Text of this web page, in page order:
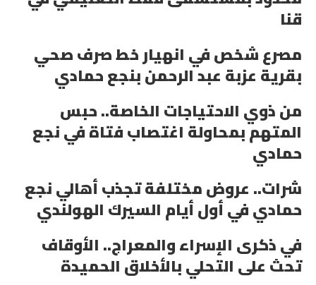
قنا
مصرع شخص في انهيار خط صرف صحي
بقرية عزبة عبد الرحمن بنجع حمادي
من ذوي الاحتياجات الخاصة.. حبس
المتهم بمحاولة اغتصاب فتاة في نجع
حمادي
شرات.. عروض مختلفة تجذب أهالي نجع
حمادي في أول أيام السيرك الهولندي
في ذكرى الإسراء والمعراج.. الأوقاف
تحث على التحلي بالأخلاق الحميدة